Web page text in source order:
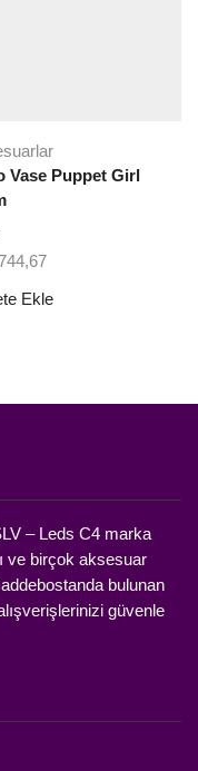
Vase Puppet Girl
Ekle
– Leds C4 marka
ve birçok aksesuar
bulunan
güvenle